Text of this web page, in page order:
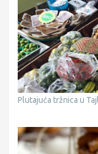
Plutajuća tržnica u